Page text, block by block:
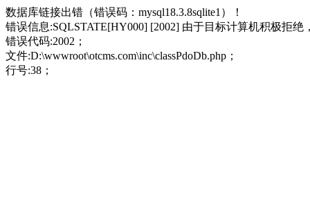
数据库链接出错（错误码：mysql18.3.8sqlite1）！
错误信息:SQLSTATE[HY000] [2002] 由于目标计算机积极拒绝
错误代码:2002；
文件:D:\wwwroot\otcms.com\inc\classPdoDb.php；
行号:38；